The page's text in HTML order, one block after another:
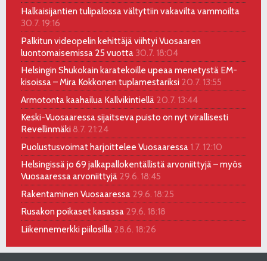
Halkaisijantien tulipalossa vältyttiin vakavilta vammoilta
30.7. 19:16
Palkitun videopelin kehittäjä viihtyi Vuosaaren
luontomaisemissa 25 vuotta 30.7. 18:04
Helsingin Shukokain karatekoille upeaa menetystä EM-
kisoissa – Mira Kokkonen tuplamestariksi 20.7. 13:55
Armotonta kaahailua Kallvikintiellä 20.7. 13:44
Keski-Vuosaaressa sijaitseva puisto on nyt virallisesti
Revellinmäki 8.7. 21:24
Puolustusvoimat harjoittelee Vuosaaressa 1.7. 12:10
Helsingissä jo 69 jalkapallokentällistä arvoniittyjä – myös
Vuosaaressa arvoniittyjä 29.6. 18:45
Rakentaminen Vuosaaressa 29.6. 18:25
Rusakon poikaset kasassa 29.6. 18:18
Liikennemerkki piilosilla 28.6. 18:26